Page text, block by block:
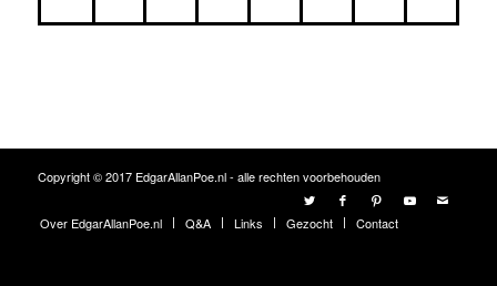
Copyright © 2017 EdgarAllanPoe.nl - alle rechten voorbehouden
Over EdgarAllanPoe.nl Q&A Links Gezocht Contact